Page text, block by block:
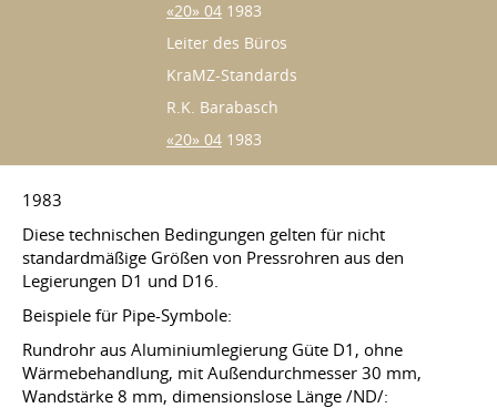
«20» 04 1983
Leiter des Büros
KraMZ-Standards
R.K. Barabasch
«20» 04 1983
1983
Diese technischen Bedingungen gelten für nicht
standardmäßige Größen von Pressrohren aus den
Legierungen D1 und D16.
Beispiele für Pipe-Symbole:
Rundrohr aus Aluminiumlegierung Güte D1, ohne
Wärmebehandlung, mit Außendurchmesser 30 mm,
Wandstärke 8 mm, dimensionslose Länge /ND/: